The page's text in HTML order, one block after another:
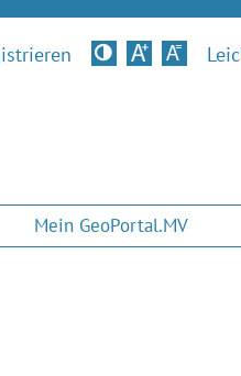
Kontrastversion
Mein GeoPortal.MV